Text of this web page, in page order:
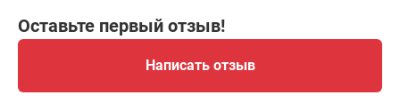
Оставьте первый отзыв!
Написать отзыв